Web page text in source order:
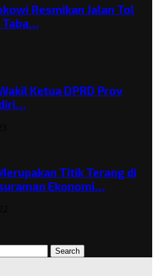
Resmikan Jalan Tol
Taba…
Ketua DPRD Prov
Titik Terang di
Ekonomi…
Search